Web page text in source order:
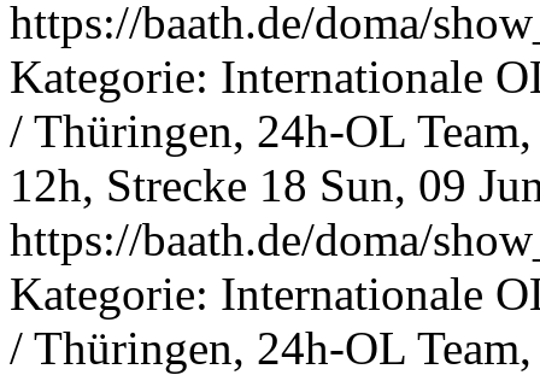
https://baath.de/doma/
Kategorie: Internationale
/ Thüringen, 24h-OL
12h, Strecke 18 Sun, 09
https://baath.de/doma/
Kategorie: Internationale
/ Thüringen, 24h-OL